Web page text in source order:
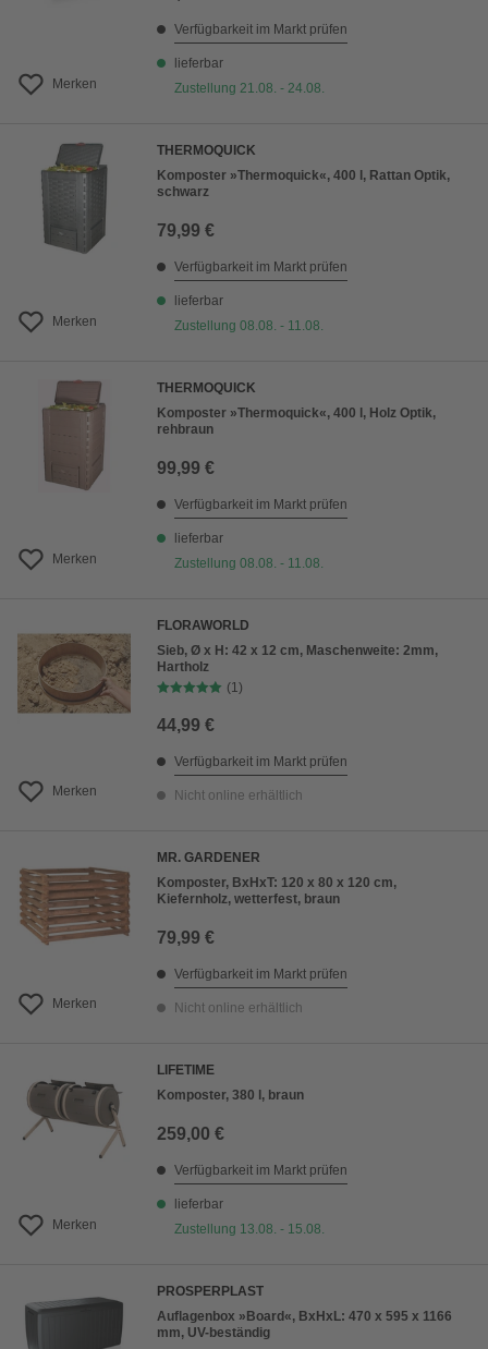
Merken
Verfügbarkeit im Markt prüfen
lieferbar
Zustellung 21.08. - 24.08.
Merken
THERMOQUICK
Komposter »Thermoquick«, 400 l, Rattan Optik,
schwarz
79,99 €
Verfügbarkeit im Markt prüfen
lieferbar
Zustellung 08.08. - 11.08.
Merken
THERMOQUICK
Komposter »Thermoquick«, 400 l, Holz Optik,
rehbraun
99,99 €
Verfügbarkeit im Markt prüfen
lieferbar
Zustellung 08.08. - 11.08.
Merken
FLORAWORLD
Sieb, Ø x H: 42 x 12 cm, Maschenweite: 2mm,
Hartholz
(1)
44,99 €
Verfügbarkeit im Markt prüfen
Nicht online erhältlich
Merken
MR. GARDENER
Komposter, BxHxT: 120 x 80 x 120 cm,
Kiefernholz, wetterfest, braun
79,99 €
Verfügbarkeit im Markt prüfen
Nicht online erhältlich
Merken
LIFETIME
Komposter, 380 l, braun
259,00 €
Verfügbarkeit im Markt prüfen
lieferbar
Zustellung 13.08. - 15.08.
PROSPERPLAST
Auflagenbox »Board«, BxHxL: 470 x 595 x 1166
mm, UV-beständig